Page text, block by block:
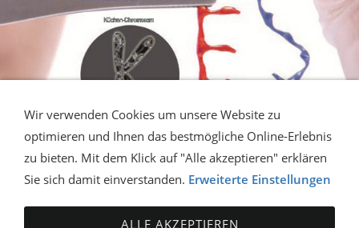
Wir verwenden Cookies um unsere Website zu
optimieren und Ihnen das bestmögliche Online-Erlebnis
zu bieten. Mit dem Klick auf "Alle akzeptieren" erklären
Sie sich damit einverstanden. Erweiterte Einstellungen
ALLE AKZEPTIEREN